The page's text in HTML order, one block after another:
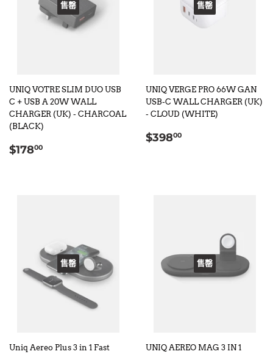
售罄
UNIQ VOTRE SLIM DUO USB
C + USB A 20W WALL
CHARGER (UK) - CHARCOAL
(BLACK)
定
$17800
售罄
UNIQ VERGE PRO 66W GAN
USB-C WALL CHARGER (UK)
- CLOUD (WHITE)
定
$39800
售罄
Uniq Aereo Plus 3 in 1 Fast
售罄
UNIQ AEREO MAG 3 IN 1